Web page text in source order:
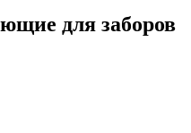
для заборов